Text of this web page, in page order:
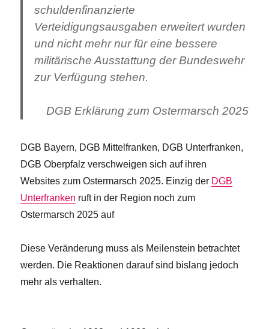
schuldenfinanzierte
Verteidigungsausgaben erweitert wurden
und nicht mehr nur für eine bessere
militärische Ausstattung der Bundeswehr
zur Verfügung stehen.
DGB Erklärung zum Ostermarsch 2025
DGB Bayern, DGB Mittelfranken, DGB Unterfranken,
DGB Oberpfalz verschweigen sich auf ihren
Websites zum Ostermarsch 2025. Einzig der DGB
Unterfranken ruft in der Region noch zum
Ostermarsch 2025 auf
Diese Veränderung muss als Meilenstein betrachtet
werden. Die Reaktionen darauf sind bislang jedoch
mehr als verhalten.